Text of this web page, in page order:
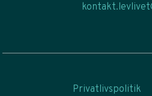
Privatlivspolitik